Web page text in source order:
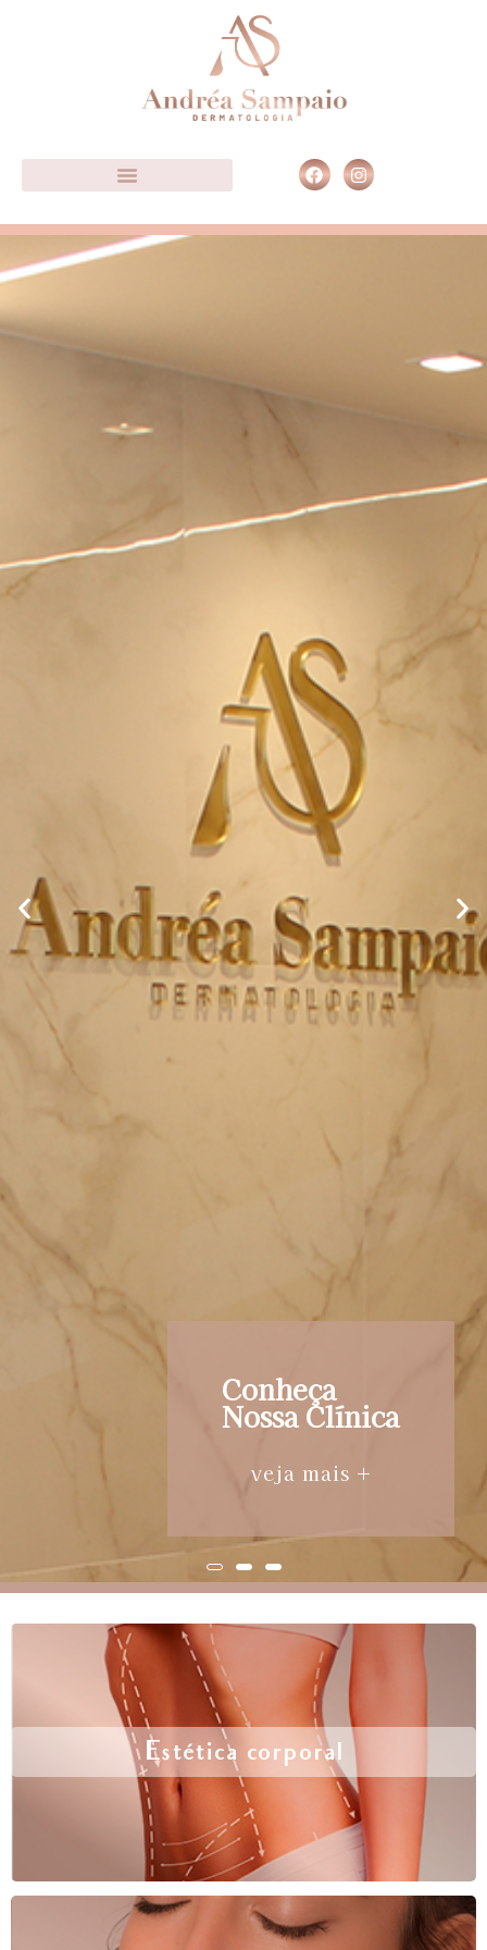
Conheça
Nossa Clínica
veja mais +
Estética corporal